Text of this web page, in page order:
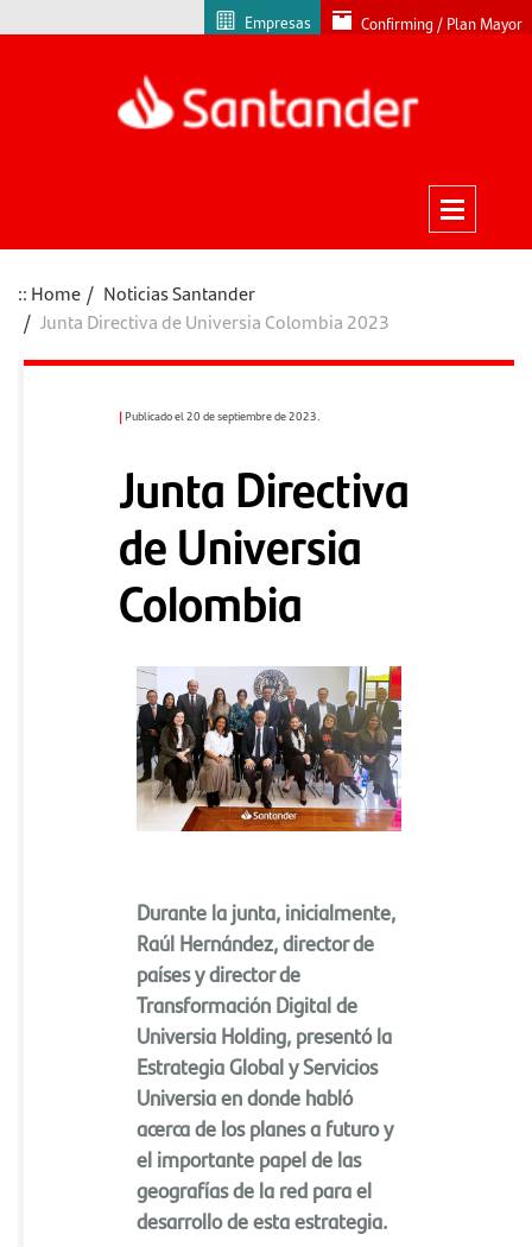
Empresas Confirming / Plan Mayor
Home
Noticias Santander
Junta Directiva de Universia Colombia 2023
| Publicado el 20 de septiembre de 2023.
Junta Directiva
de Universia
Colombia
Durante la junta, inicialmente,
Raúl Hernández, director de
países y director de
Transformación Digital de
Universia Holding, presentó la
Estrategia Global y Servicios
Universia en donde habló
acerca de los planes a futuro y
el importante papel de las
geografías de la red para el
desarrollo de esta estrategia.